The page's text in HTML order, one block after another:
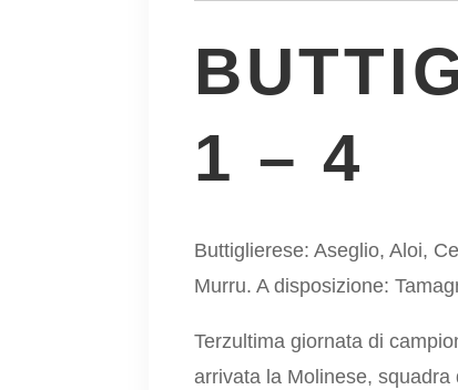
1 – 4
Buttiglierese: Aseglio, Aloi,
Murru. A disposizione:
Terzultima giornata di
arrivata la Molinese,